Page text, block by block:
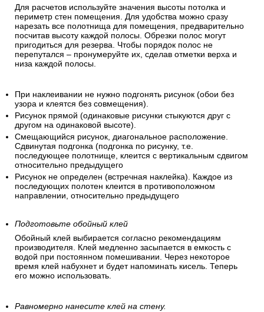
Для расчетов используйте значения высоты потолка и
периметр стен помещения. Для удобства можно сразу
нарезать все полотнища для помещения, предварительно
посчитав высоту каждой полосы. Обрезки полос могут
пригодиться для резерва. Чтобы порядок полос не
перепутался – пронумеруйте их, сделав отметки верха и
низа каждой полосы.
При наклеивании не нужно подгонять рисунок (обои без
узора и клеятся без совмещения).
Рисунок прямой (одинаковые рисунки стыкуются друг с
другом на одинаковой высоте).
Смещающийся рисунок, диагональное расположение.
Сдвинутая подгонка (подгонка по рисунку, т.е.
последующее полотнище, клеится с вертикальным сдвигом
относительно предыдущего
Рисунок не определен (встречная наклейка). Каждое из
последующих полотен клеится в противоположном
направлении, относительно предыдущего
Подготовьте обойный клей
Обойный клей выбирается согласно рекомендациям
производителя. Клей медленно засыпается в емкость с
водой при постоянном помешивании. Через некоторое
время клей набухнет и будет напоминать кисель. Теперь
его можно использовать.
Равномерно нанесите клей на стену.